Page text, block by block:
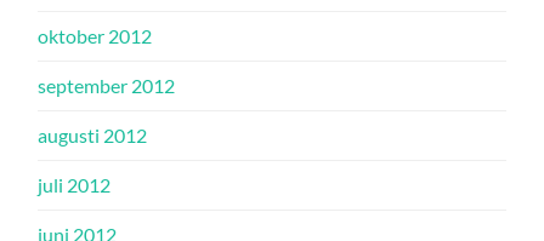
oktober 2012
september 2012
augusti 2012
juli 2012
juni 2012